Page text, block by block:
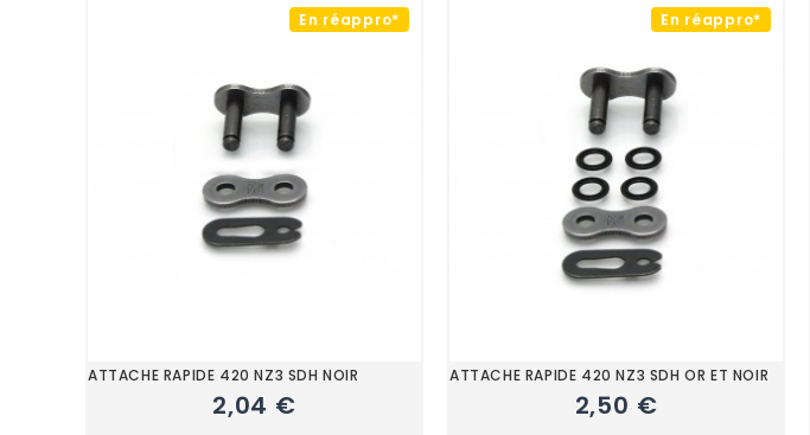
En réappro*
ATTACHE RAPIDE 420 NZ3 SDH NOIR
2,04 €
En réappro*
ATTACHE RAPIDE 420 NZ3 SDH OR ET NOIR
2,50 €